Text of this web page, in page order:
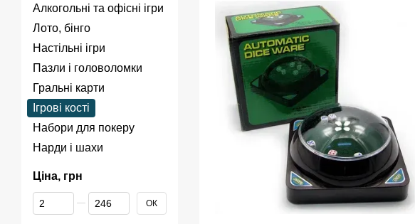
Алкогольні та офісні ігри
Лото, бінго
Настільні ігри
Пазли і головоломки
Гральні карти
Ігрові кості
Набори для покеру
Нарди і шахи
Ціна, грн
Від Ціна, грн
До Ціна, грн ОК